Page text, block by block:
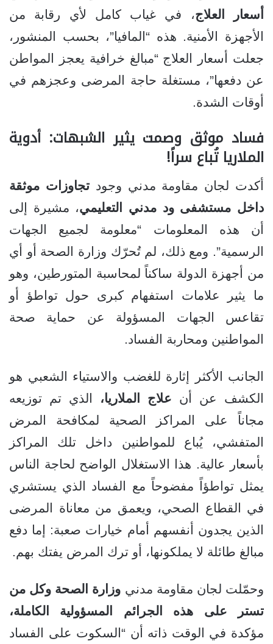
أسعار العلاج، في غياب كامل لأي رقابة من
الأجهزة الأمنية. هذه “المافيا”، بحسب المنشور،
جعلت أسعار العلاج “مبالغ خرافية يعجز المواطن
عن دفعها”، مستغلة حاجة المرضى وعجزهم في
أوقات الشدة.
فساد موثق وصمت يثير الشبهات: أدوية
الملاريا تُباع سراً!
أكدت لجان مقاومة مدني وجودتجاوزات موثقة
داخل مستشفى ود مدني التعليمي، مشيرة إلى
أن هذه المعلومات “معلومة لجميع الجهات
الرسمية”. ومع ذلك، لم تُحرّك وزارة الصحة أو أي
من أجهزة الدولة ساكناً لمحاسبة المتورطين، وهو
ما يثير علامات استفهام كبرى حول تواطؤ أو
تقاعس الجهات المسؤولة عن حماية صحة
المواطنين ومحاربة الفساد.
الجانب الأكثر إثارة للغضب والاستياء الشعبي هو
الكشف عن أن علاج الملاريا، الذي تم توزيعه
مجاناً على المراكز الصحية لمكافحة المرض
المتفشي، يُباع للمواطنين داخل تلك المراكز
بأسعار عالية. هذا الاستغلال الواضح لحاجة الناس
يمثل تواطؤاً مفضوحاً مع الفساد الذي يستشري
في القطاع الصحي، ويعمق من معاناة المرضى
الذين يجدون أنفسهم أمام خيارات صعبة: إما دفع
مبالغ طائلة لا يملكونها، أو ترك المرض يفتك بهم.
وحمّلت لجان مقاومة مدني وزارة الصحة وكل من
تستر على هذه الجرائم المسؤولية الكاملة،
مؤكدة في الوقت ذاته أن “السكوت على الفساد